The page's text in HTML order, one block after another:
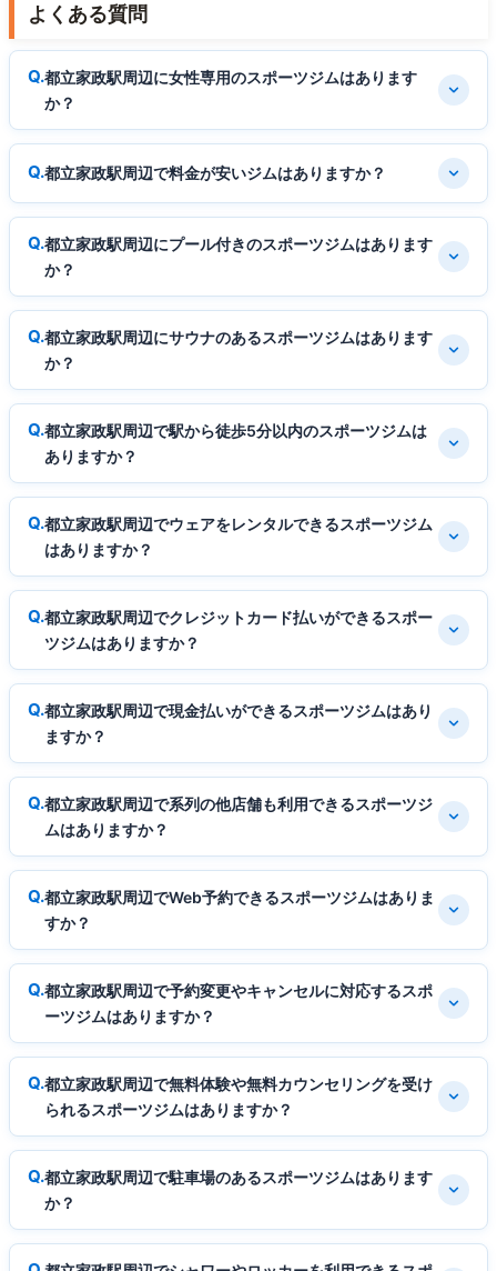
よくある質問
都立家政駅周辺に女性専用のスポーツジムはあります
か？
都立家政駅周辺で料金が安いジムはありますか？
都立家政駅周辺にプール付きのスポーツジムはあります
か？
都立家政駅周辺にサウナのあるスポーツジムはあります
か？
都立家政駅周辺で駅から徒歩5分以内のスポーツジムは
ありますか？
都立家政駅周辺でウェアをレンタルできるスポーツジム
はありますか？
都立家政駅周辺でクレジットカード払いができるスポー
ツジムはありますか？
都立家政駅周辺で現金払いができるスポーツジムはあり
ますか？
都立家政駅周辺で系列の他店舗も利用できるスポーツジ
ムはありますか？
都立家政駅周辺でWeb予約できるスポーツジムはありま
すか？
都立家政駅周辺で予約変更やキャンセルに対応するスポ
ーツジムはありますか？
都立家政駅周辺で無料体験や無料カウンセリングを受け
られるスポーツジムはありますか？
都立家政駅周辺で駐車場のあるスポーツジムはあります
か？